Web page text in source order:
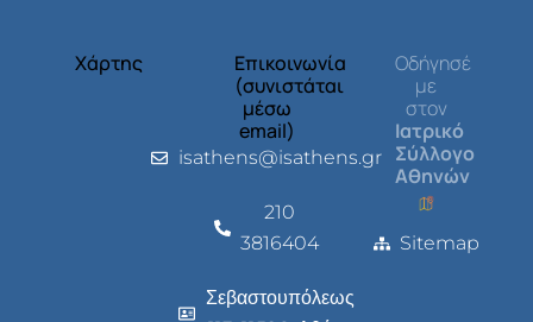
Χάρτης
Επικοινωνία
(συνιστάται
μέσω
email)
isathens@isathens.gr
210
3816404
Σεβαστουπόλεως
Οδήγησέ
με
στον
Ιατρικό
Σύλλογο
Αθηνών
Sitemap